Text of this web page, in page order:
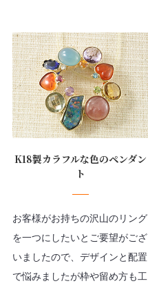
K18製カラフルな色のペンダン
ト
お客様がお持ちの沢山のリング
を一つにしたいとご要望がござ
いましたので、デザインと配置
で悩みましたが枠や留め方も工